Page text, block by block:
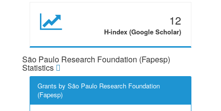
12
H-index (Google Scholar)
São Paulo Research Foundation (Fapesp)
Statistics
Grants by São Paulo Research Foundation
(Fapesp)